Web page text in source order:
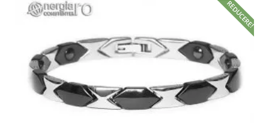
REDUCERE!